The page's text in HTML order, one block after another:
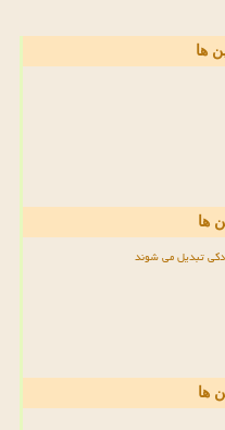
ها
ها
تبدیل می شوند
ها